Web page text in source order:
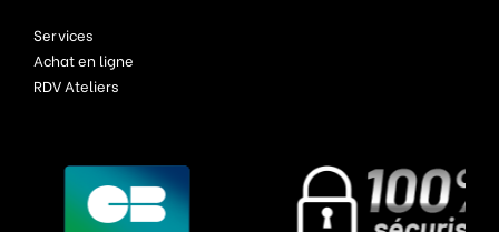
Services
Achat en ligne
RDV Ateliers